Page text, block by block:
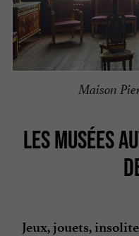
Maison
LES MUSÉES
Jeux, jouets,